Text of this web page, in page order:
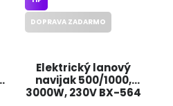
Elektrický lanový
navijak 500/1000,
3000W, 230V BX-564
DOPRAVA ZADARMO